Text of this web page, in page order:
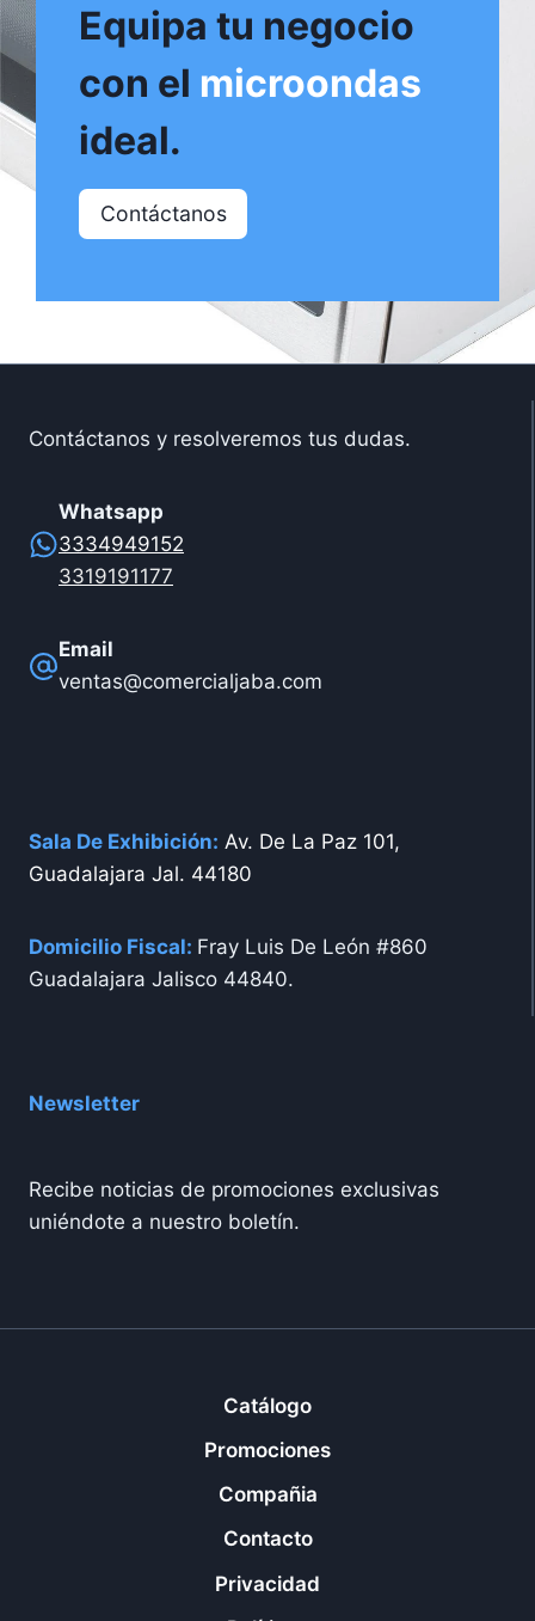
Equipa tu negocio
con el microondas
ideal.
Contáctanos
Contáctanos y resolveremos tus dudas.
Whatsapp
3334949152
3319191177
Email
ventas@comercialjaba.com
Sala De Exhibición: Av. De La Paz 101,
Guadalajara Jal. 44180
Domicilio Fiscal: Fray Luis De León #860
Guadalajara Jalisco 44840.
Newsletter
Recibe noticias de promociones exclusivas
uniéndote a nuestro boletín.
Catálogo
Promociones
Compañia
Contacto
Privacidad